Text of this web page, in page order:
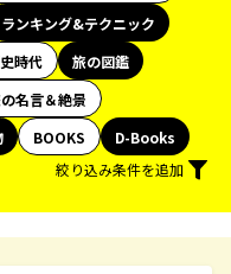
ランキング&テクニック
時代
旅の図鑑
名言＆絶景
BOOKS
D-Books
絞り込み条件を追加